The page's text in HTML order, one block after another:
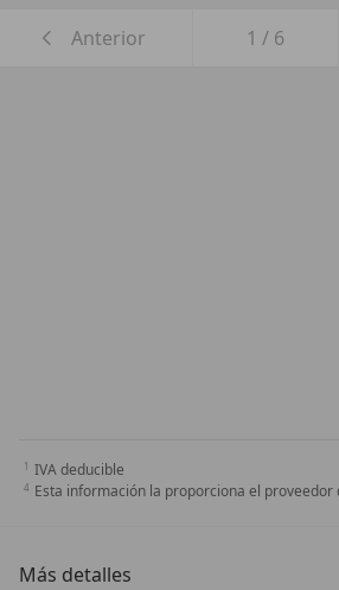
Anterior 1 / 6
IVA deducible
Esta información la proporciona el proveedor
Más detalles